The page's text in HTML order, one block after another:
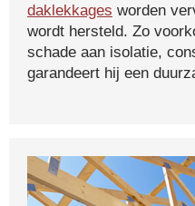
daklekkages worden
wordt hersteld. Zo
schade aan isolatie,
garandeert hij een